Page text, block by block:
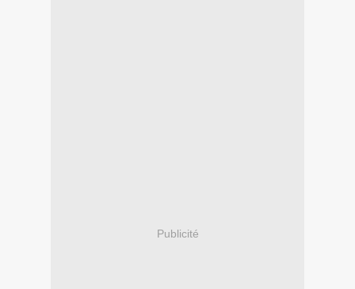
Publicité